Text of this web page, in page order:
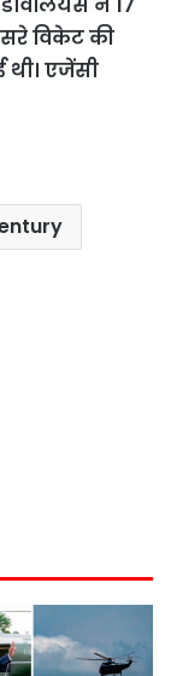
ने 17
विकेट की
थी। एजेंसी